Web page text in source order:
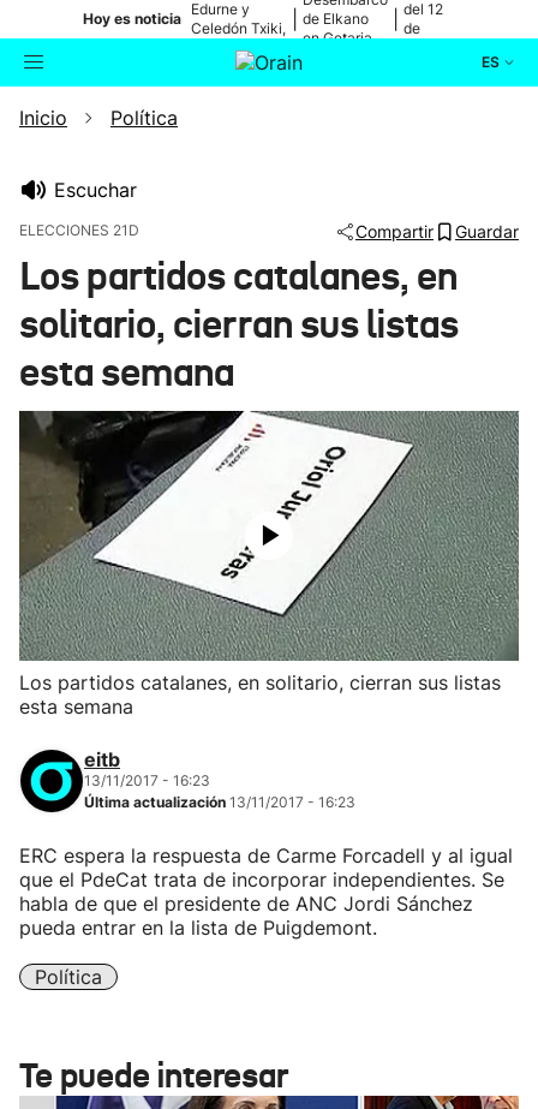
Hoy es noticia
Edurne y
Celedón Txiki,
en directo
de Elkano
en Getaria
del 12
de
ES
Buscador
Ikusmiran
Inicio Política
Escuchar
ELECCIONES 21D Compartir Guardar
Los partidos catalanes, en
solitario, cierran sus listas
esta semana
Los partidos catalanes, en solitario, cierran sus listas
esta semana
eitb
13/11/2017 - 16:23
Última actualización 13/11/2017 - 16:23
ERC espera la respuesta de Carme Forcadell y al igual
que el PdeCat trata de incorporar independientes. Se
habla de que el presidente de ANC Jordi Sánchez
pueda entrar en la lista de Puigdemont.
Política
Te puede interesar